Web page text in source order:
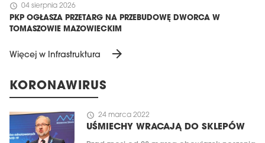
schedule 04 sierpnia 2026
PKP OGŁASZA PRZETARG NA PRZEBUDOWĘ DWORCA W
TOMASZOWIE MAZOWIECKIM
Więcej w Infrastruktura arrow_forward
KORONAWIRUS
schedule 24 marca 2022
UŚMIECHY WRACAJĄ DO SKLEPÓW